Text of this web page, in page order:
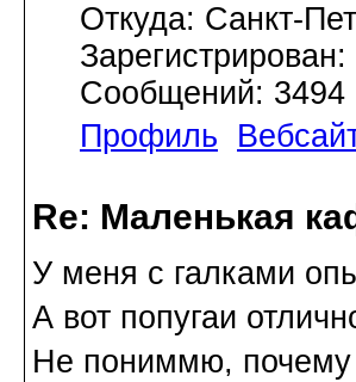
Откуда: Санкт-
Сообщений: 3494
Профиль
Re: Маленькая
У меня с галками
А вот попугаи
Не пониммю, почему